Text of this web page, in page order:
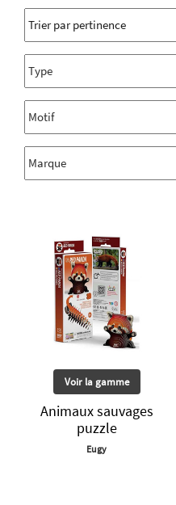
Voir la gamme
Animaux sauvages
puzzle
Eugy